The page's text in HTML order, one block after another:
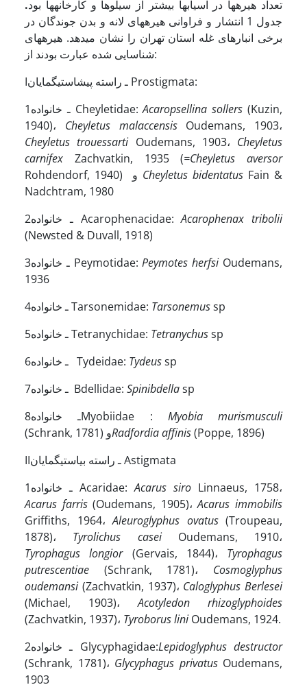
تعداد هیره­ها در آسیابها بیشتر از سیلوها و کارخانه­ها بود.
جدول 1 انتشار و فراوانی هیره­های لانه و بدن جوندگان در
برخی انبارهای غله استان تهران را نشان می­دهد. هیره­های
شناسایی شده عبارت بودند از:
Iـ راسته پیش­استیگمایان Prostigmata:
1ـ خانواده Cheyletidae:Acaropsellina sollers (Kuzin,
1940)، Cheyletus malaccensisOudemans, 1903،
Cheyletus trouessarti Oudemans, 1903، Cheyletus
carnifex Zachvatkin, 1935 (=Cheyletus aversor
Rohdendorf, 1940)
Cheyletus bidentatus Fain &
Nadchtram, 1980
2ـ خانواده Acarophenacidae:Acarophenax tribolii
(Newsted & Duvall, 1918)
3ـ خانواده Peymotidae:Peymotes herfsi Oudemans,
1936
4ـ خانواده Tarsonemidae: Tarsonemussp
5ـ خانواده Tetranychidae: Tetranychussp
6ـ خانواده Tydeidae: Tydeussp
7ـ خانواده Bdellidae: Spinibdellasp
8ـ خانوادهMyobiidae : Myobia murismusculi
(Schrank, 1781) وRadfordia affinis(Poppe, 1896)
IIـ راسته بی­استیگمایان Astigmata
1ـ خانواده Acaridae:Acarus siro Linnaeus, 1758،
Acarus farris(Oudemans, 1905)،Acarus immobilis
Griffiths, 1964،Aleuroglyphus ovatus(Troupeau,
1878)، Tyrolichus caseiOudemans, 1910،
Tyrophagus longior(Gervais, 1844)، Tyrophagus
putrescentiae (Schrank, 1781)، Cosmoglyphus
oudemansi (Zachvatkin, 1937)، Caloglyphus Berlesei
(Michael, 1903)،Acotyledon rhizoglyphoides
(Zachvatkin, 1937)، Tyroborus lini Oudemans, 1924.
2ـ خانواده Glycyphagidae:Lepidoglyphus destructor
(Schrank, 1781)، Glycyphagus privatusOudemans,
1903